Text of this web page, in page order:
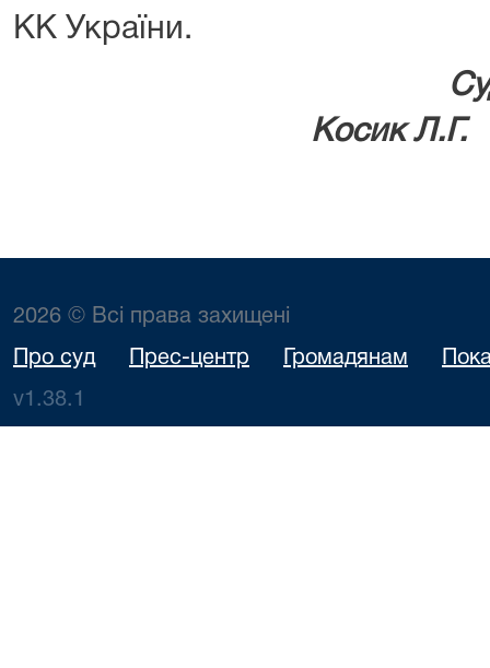
КК України.
Косик Л.Г.
2026 © Всі права захищені
Про суд Прес-центр Громадянам
v1.38.1